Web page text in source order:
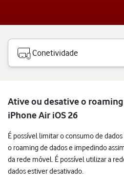
Conetividade
Ative ou desative o
iPhone Air iOS 26
É possível limitar o consumo de
o roaming de dados e impedindo
da rede móvel. É possível utilizar a
dados estiver desativado.